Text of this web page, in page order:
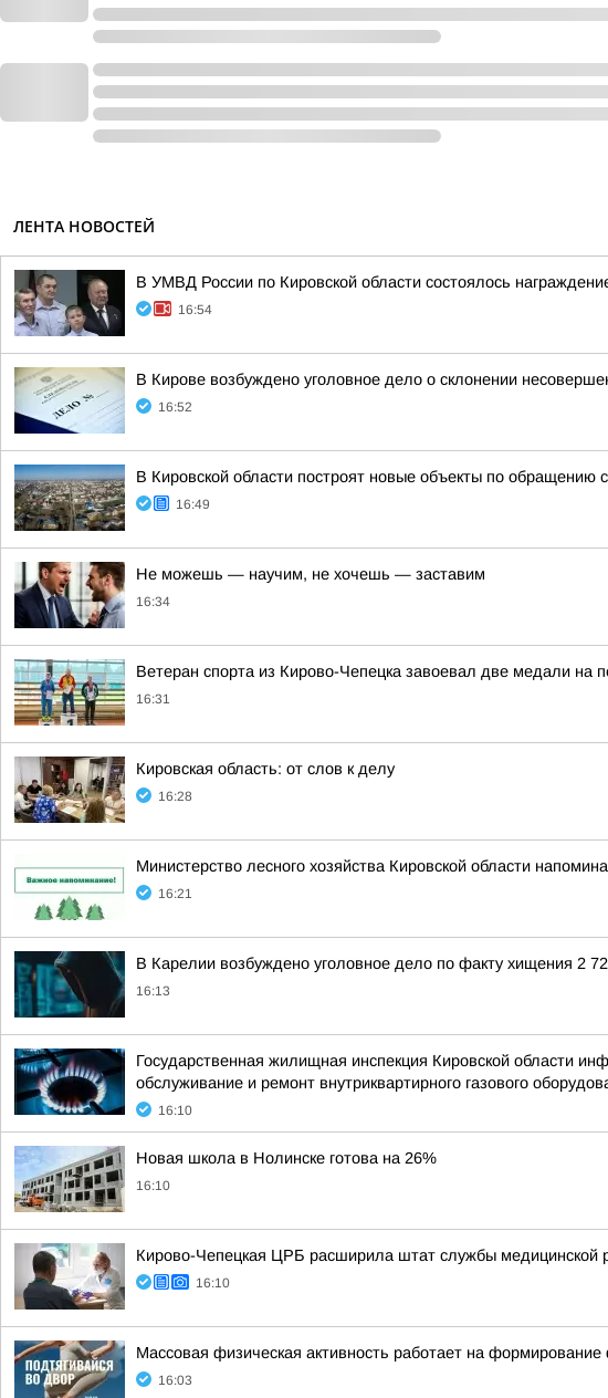
ЛЕНТА НОВОСТЕЙ
В УМВД России по Кировской области состоялось
16:54
В Кирове возбуждено уголовное дело о склонении
16:52
В Кировской области построят новые объекты по обращению
16:49
Не можешь — научим, не хочешь — заставим
16:34
Ветеран спорта из Кирово-Чепецка завоевал две медали на
16:31
Кировская область: от слов к делу
16:28
Министерство лесного хозяйства Кировской области
16:21
В Карелии возбуждено уголовное дело по факту хищения 2
16:13
Государственная жилищная инспекция Кировской области
обслуживание и ремонт внутриквартирного газового
16:10
Новая школа в Нолинске готова на 26%
16:10
Кирово-Чепецкая ЦРБ расширила штат службы медицинской
16:10
Массовая физическая активность работает на
16:03